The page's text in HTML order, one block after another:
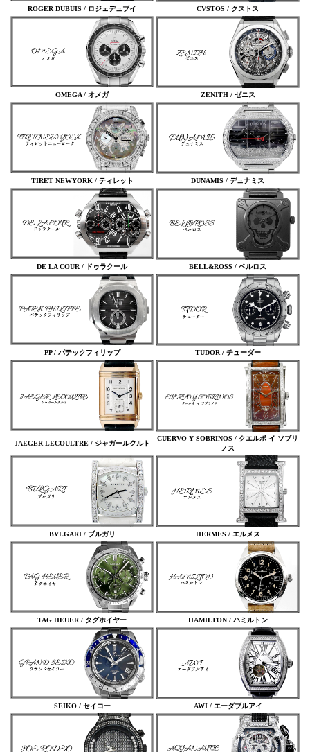
ROGER DUBUIS / ロジェデュブイ CVSTOS / クストス
OMEGA / オメガ ZENITH / ゼニス
TIRET NEWYORK / ティレット DUNAMIS / デュナミス
DE LA COUR / ドゥラクール BELL&ROSS / ベルロス
PP / パテックフィリップ TUDOR / チューダー
JAEGER LECOULTRE / ジャガールクルト
CUERVO Y SOBRINOS / クエルボ イ ソブリ
ノス
BVLGARI / ブルガリ HERMES / エルメス
TAG HEUER / タグホイヤー HAMILTON / ハミルトン
SEIKO / セイコー AWI / エーダブルアイ